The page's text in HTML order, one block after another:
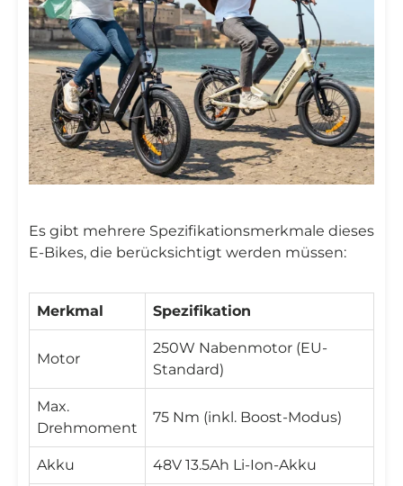
Es gibt mehrere Spezifikationsmerkmale dieses
E-Bikes, die berücksichtigt werden müssen:
Merkmal Spezifikation
Motor
250W Nabenmotor (EU-
Standard)
Max.
Drehmoment
75 Nm (inkl. Boost-Modus)
Akku 48V 13.5Ah Li-Ion-Akku